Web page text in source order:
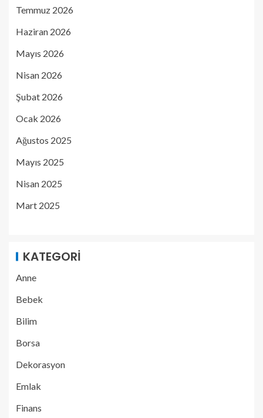
Temmuz 2026
Haziran 2026
Mayıs 2026
Nisan 2026
Şubat 2026
Ocak 2026
Ağustos 2025
Mayıs 2025
Nisan 2025
Mart 2025
KATEGORI
Anne
Bebek
Bilim
Borsa
Dekorasyon
Emlak
Finans